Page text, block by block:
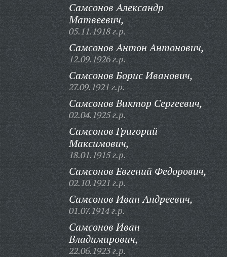
Самсонов Александр
Матвеевич,
05.11.1918 г.р.
Самсонов Антон Антонович,
12.09.1926 г.р.
Самсонов Борис Иванович,
27.09.1921 г.р.
Самсонов Виктор Сергеевич,
02.04.1925 г.р.
Самсонов Григорий
Максимович,
18.01.1915 г.р.
Самсонов Евгений Федорович,
02.10.1921 г.р.
Самсонов Иван Андреевич,
01.07.1914 г.р.
Самсонов Иван
Владимирович,
22.06.1923 г.р.